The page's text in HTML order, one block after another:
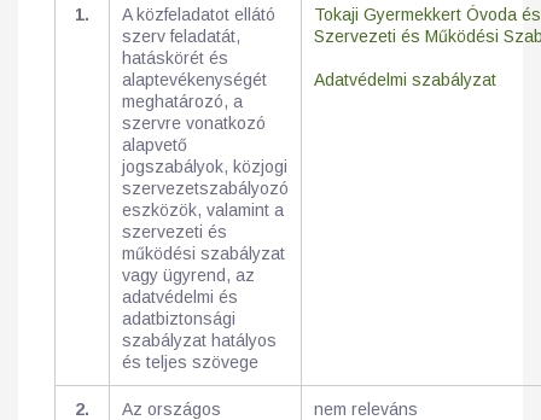
1.
A közfeladatot ellátó
szerv feladatát,
hatáskörét és
alaptevékenységét
meghatározó, a
szervre vonatkozó
alapvető
jogszabályok, közjogi
szervezetszabályozó
eszközök, valamint a
szervezeti és
működési szabályzat
vagy ügyrend, az
adatvédelmi és
adatbiztonsági
szabályzat hatályos
és teljes szövege
Tokaji Gyermekkert Óvoda
Szervezeti és Működési
Adatvédelmi szabályzat
2.
Az országos
nem releváns